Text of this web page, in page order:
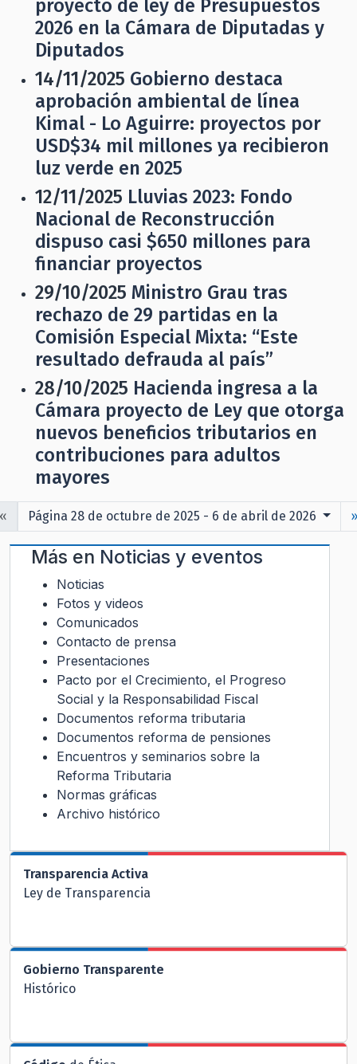
proyecto de ley de Presupuestos
2026 en la Cámara de Diputadas y
Diputados
14/11/2025 Gobierno destaca
aprobación ambiental de línea
Kimal - Lo Aguirre: proyectos por
USD$34 mil millones ya recibieron
luz verde en 2025
12/11/2025 Lluvias 2023: Fondo
Nacional de Reconstrucción
dispuso casi $650 millones para
financiar proyectos
29/10/2025 Ministro Grau tras
rechazo de 29 partidas en la
Comisión Especial Mixta: “Este
resultado defrauda al país”
28/10/2025 Hacienda ingresa a la
Cámara proyecto de Ley que otorga
nuevos beneficios tributarios en
contribuciones para adultos
mayores
« Página 28 de octubre de 2025 - 6 de abril de 2026 »
Más en Noticias y eventos
Noticias
Fotos y videos
Comunicados
Contacto de prensa
Presentaciones
Pacto por el Crecimiento, el Progreso
Social y la Responsabilidad Fiscal
Documentos reforma tributaria
Documentos reforma de pensiones
Encuentros y seminarios sobre la
Reforma Tributaria
Normas gráficas
Archivo histórico
Transparencia Activa
Ley de Transparencia
Gobierno Transparente
Histórico